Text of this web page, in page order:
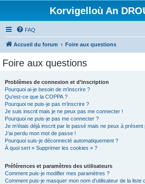
Korvigelloù An
FAQ
Accueil du forum Foire aux questions
Foire aux questions
Problèmes de connexion et d’inscription
Pourquoi ai-je besoin de m’inscrire ?
Qu’est-ce que la COPPA ?
Pourquoi ne puis-je pas m’inscrire ?
Je suis inscrit mais je ne peux pas me connecter !
Pourquoi ne puis-je pas me connecter ?
Je m’étais déjà inscrit par le passé mais ne peux à
J’ai perdu mon mot de passe !
Pourquoi suis-je déconnecté automatiquement ?
À quoi sert « Supprimer les cookies » ?
Préférences et paramètres des utilisateurs
Comment puis-je modifier mes paramètres ?
Comment puis-je masquer mon nom d’utilisateur de la liste